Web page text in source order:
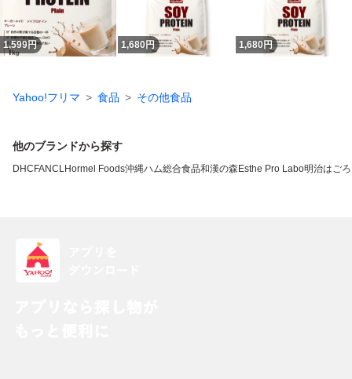
1,599円 1,680 円 1,680 円
Yahoo!フリマ 食品 その他食品
他のブランドから探す
DHC FANCLHormel Foods沖縄ハム総合食品和漢の森 Esthe Pro Labo明治はご